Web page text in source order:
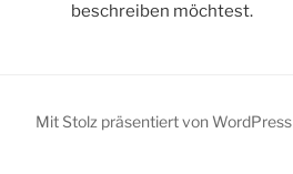
beschreiben möchtest.
Mit Stolz präsentiert von WordPress